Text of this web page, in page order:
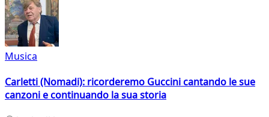
Musica
Carletti (Nomadi): ricorderemo Guccini cantando le sue
canzoni e continuando la sua storia